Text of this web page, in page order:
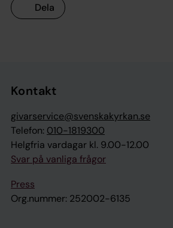
Dela
Kontakt
givarservice@svenskakyrkan.se
Telefon: 010-1819300
Helgfria vardagar kl. 9.00-12.00
Svar på vanliga frågor
Press
Org.nummer: 252002-6135